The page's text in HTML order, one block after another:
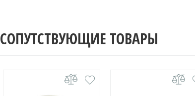
СОПУТСТВУЮЩИЕ ТОВАРЫ